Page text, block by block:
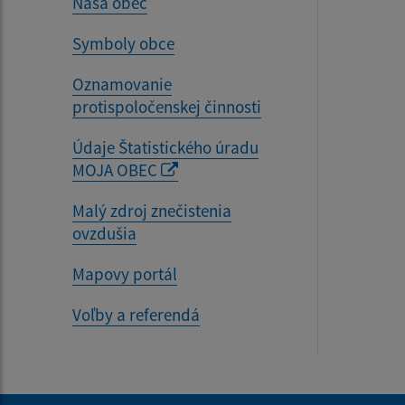
Symboly obce
Oznamovanie
protispoločenskej činnosti
Údaje Štatistického úradu
MOJA OBEC
Malý zdroj znečistenia
ovzdušia
Mapovy portál
Voľby a referendá